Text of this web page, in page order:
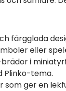
färgglada
eller
i
Plinko-tema.
som ger en